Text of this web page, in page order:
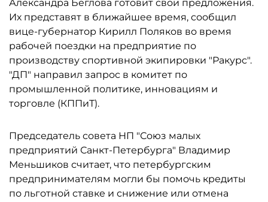
Александра Беглова готовит свои предложения.
Их представят в ближайшее время, сообщил
вице-губернатор Кирилл Поляков во время
рабочей поездки на предприятие по
производству спортивной экипировки "Ракурс".
"ДП" направил запрос в комитет по
промышленной политике, инновациям и
торговле (КППиТ).
Председатель совета НП "Союз малых
предприятий Санкт-Петербурга" Владимир
Меньшиков считает, что петербургским
предпринимателям могли бы помочь кредиты
по льготной ставке и снижение или отмена